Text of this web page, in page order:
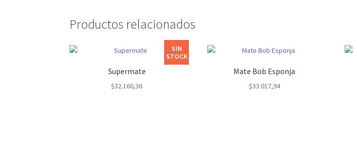
Productos relacionados
SIN
STOCK
Supermate
$32.160,36
Mate Bob Esponja
$33.017,94